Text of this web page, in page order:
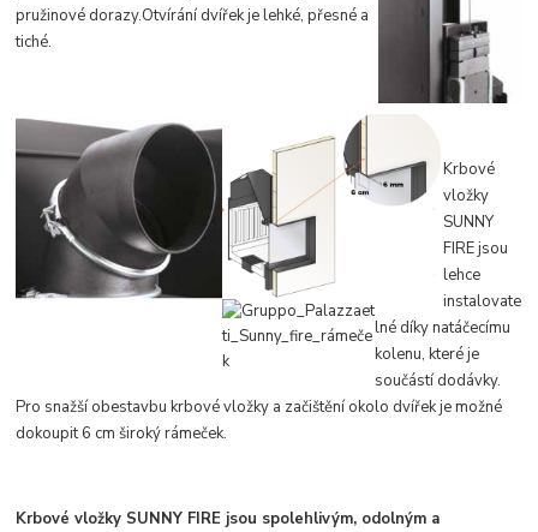
pružinové dorazy.Otvírání dvířek je lehké, přesné a
tiché.
Krbové
vložky
SUNNY
FIRE jsou
lehce
instalovate
lné díky natáčecímu
kolenu, které je
součástí dodávky.
Pro snažší obestavbu krbové vložky a začištění okolo dvířek je možné
dokoupit 6 cm široký rámeček.
Krbové vložky SUNNY FIRE jsou spolehlivým, odolným a